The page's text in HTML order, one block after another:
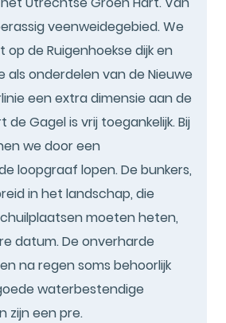
veenweidegebied. We
op de Ruigenhoekse dijk en
als onderdelen van de Nieuwe
een extra dimensie aan de
de Gagel is vrij toegankelijk. Bij
we door een
loopgraaf lopen. De bunkers,
in het landschap, die
moeten heten,
datum. De onverharde
na regen soms behoorlijk
waterbestendige
zijn een pre.